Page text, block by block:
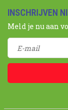
INSCHRIJVEN
Meld je nu aan